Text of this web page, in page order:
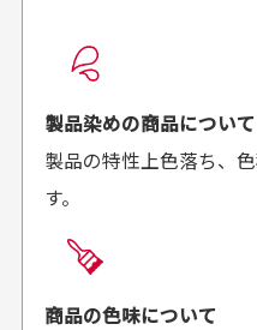
良かった！
がとうございます。丁寧
に梱包されていて、商品
の状態も良好でした。気
があればよろしくお願い
お届け希望日時をご指
ご注文時にご指定下さい
商品の受け渡しは、ゆ
頂いております。
製品染めの商品について
製品の特性上色落ち、
す。
商品の色味について